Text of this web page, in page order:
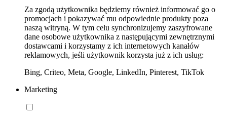
Za zgodą użytkownika będziemy również informować go o
promocjach i pokazywać mu odpowiednie produkty poza
naszą witryną. W tym celu synchronizujemy zaszyfrowane
dane osobowe użytkownika z następującymi zewnętrznymi
dostawcami i korzystamy z ich internetowych kanałów
reklamowych, jeśli użytkownik korzysta już z ich usług:
Bing, Criteo, Meta, Google, LinkedIn, Pinterest, TikTok
Marketing